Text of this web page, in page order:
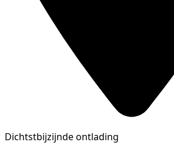
Dichtstbijzijnde ontlading